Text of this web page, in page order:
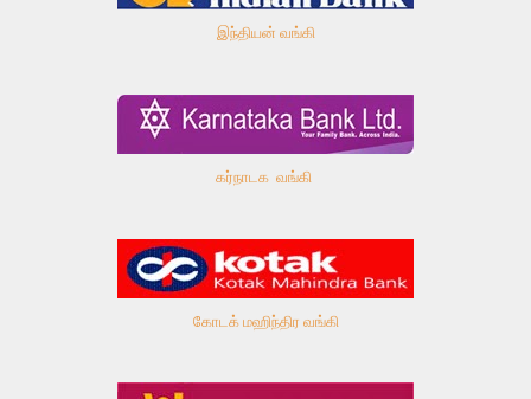
இந்தியன் வங்கி
கர்நாடக வங்கி
கோடக் மஹிந்திர வங்கி